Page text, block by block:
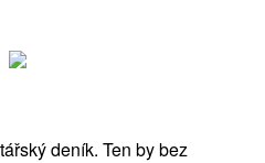
deník. Ten by bez